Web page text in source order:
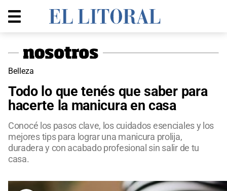
Belleza
Todo lo que tenés que saber para
hacerte la manicura en casa
Conocé los pasos clave, los cuidados esenciales y los
mejores tips para lograr una manicura prolija,
duradera y con acabado profesional sin salir de tu
casa.